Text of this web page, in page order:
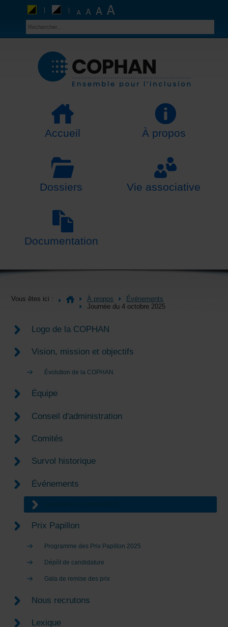
Accueil À propos
Dossiers Vie associative
Documentation
Vous êtes ici : À propos
Événements
Journée du 4 octobre 2025
Logo de la COPHAN
Vision, mission et objectifs
Évolution de la COPHAN
Équipe
Conseil d'administration
Comités
Survol historique
Événements
Prix Papillon
Programme des Prix Papillon 2025
Dépôt de candidature
Gala de remise des prix
Nous recrutons
Lexique